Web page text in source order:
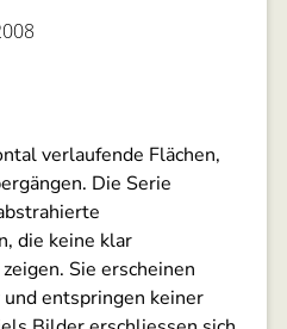
verlaufende Flächen,
Die Serie
die keine klar
Sie erscheinen
entspringen keiner